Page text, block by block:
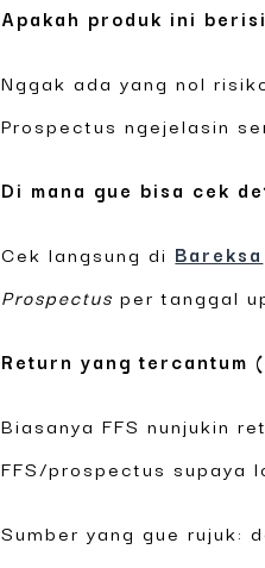
Apakah produk ini
Nggak ada yang nol
Prospectus ngejelasin
Di mana gue bisa cek
Cek langsung di Bareksa
Prospectus per tanggal
Return yang tercantum
Biasanya FFS nunjukin
FFS/prospectus supaya
Sumber yang gue rujuk: